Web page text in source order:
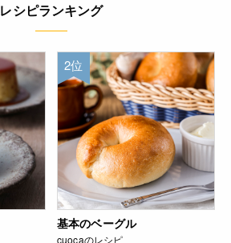
レシピランキング
2位
基本のベーグル
cuocaのレシピ